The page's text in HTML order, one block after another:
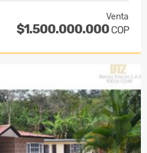
Venta
$1.500.000.000 COP